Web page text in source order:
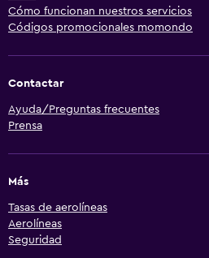
Cómo funcionan nuestros servicios
Códigos promocionales momondo
Contactar
Ayuda/Preguntas frecuentes
Prensa
Más
Tasas de aerolíneas
Aerolíneas
Seguridad